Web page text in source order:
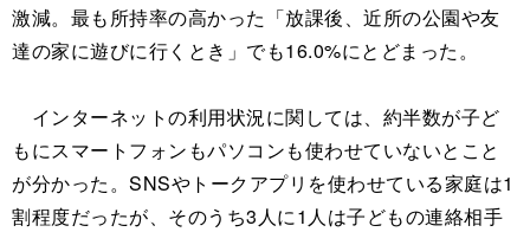
激減。最も所持率の高かった「放課後、近所の公園や友
達の家に遊びに行くとき」でも16.0%にとどまった。
インターネットの利用状況に関しては、約半数が子ど
もにスマートフォンもパソコンも使わせていないとこと
が分かった。SNSやトークアプリを使わせている家庭は1
割程度だったが、そのうち3人に1人は子どもの連絡相手